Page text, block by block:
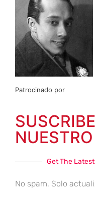
Patrocinado por
Get The
No spam, Solo